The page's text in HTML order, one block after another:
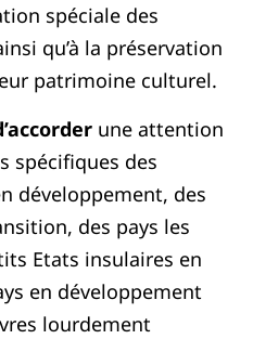
spéciale des
qu’à la préservation
patrimoine culturel.
une attention
spécifiques des
développement, des
des pays les
Etats insulaires en
en développement
lourdement